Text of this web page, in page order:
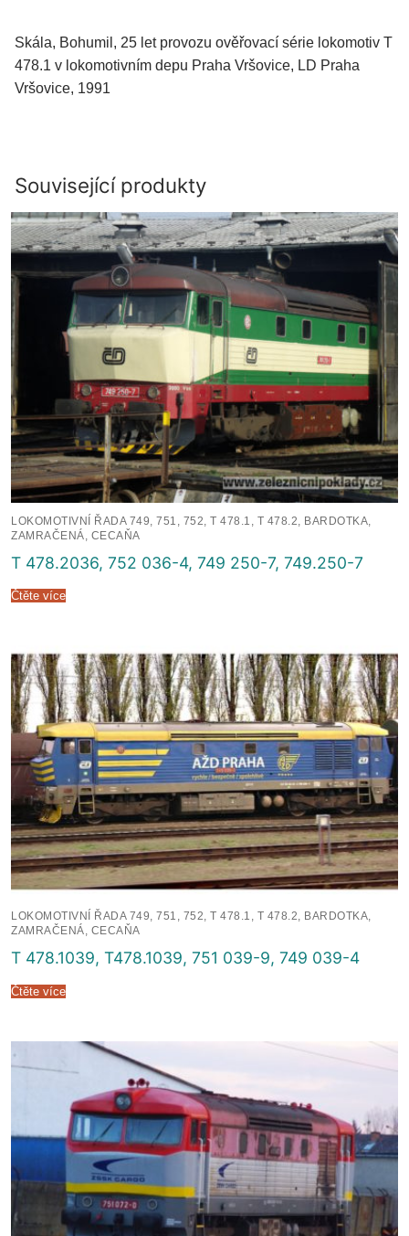
Skála, Bohumil, 25 let provozu ověřovací série lokomotiv T
478.1 v lokomotivním depu Praha Vršovice, LD Praha
Vršovice, 1991
Související produkty
LOKOMOTIVNÍ ŘADA 749, 751, 752, T 478.1, T 478.2, BARDOTKA,
ZAMRAČENÁ, CECAŇA
T 478.2036, 752 036-4, 749 250-7, 749.250-7
Čtěte více
LOKOMOTIVNÍ ŘADA 749, 751, 752, T 478.1, T 478.2, BARDOTKA,
ZAMRAČENÁ, CECAŇA
T 478.1039, T478.1039, 751 039-9, 749 039-4
Čtěte více